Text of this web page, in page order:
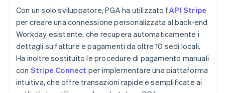
Con un solo sviluppatore, PGA ha utilizzato l'API Stripe
per creare una connessione personalizzata al back-end
Workday esistente, che recupera automaticamente i
dettagli su fatture e pagamenti da oltre 10 sedi locali.
Ha inoltre sostituito le procedure di pagamento manuali
con Stripe Connect per implementare una piattaforma
intuitiva, che offre transazioni rapide e semplificate ai